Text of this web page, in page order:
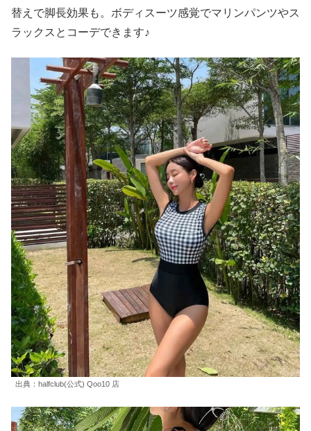
替えで脚長効果も。ボディスーツ感覚でマリンパンツやス
ラックスとコーデできます♪
出典：halfclub(公式) Qoo10 店